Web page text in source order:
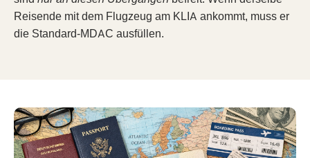
Reisende mit dem Flugzeug am KLIA ankommt, muss er
die Standard-MDAC ausfüllen.